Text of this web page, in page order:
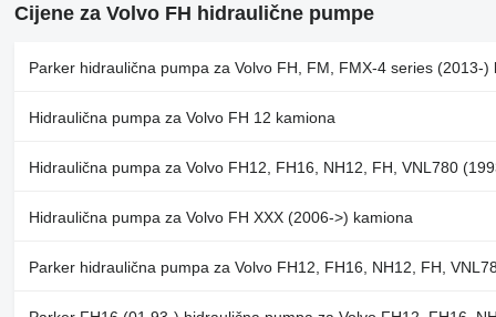
Cijene za Volvo FH hidraulične pumpe
Parker hidraulična pumpa za Volvo FH, FM, FMX-4 series (2013-)
Hidraulična pumpa za Volvo FH 12 kamiona
Hidraulična pumpa za Volvo FH12, FH16, NH12, FH, VNL780
Hidraulična pumpa za Volvo FH XXX (2006->) kamiona
Parker hidraulična pumpa za Volvo FH12, FH16, NH12, FH,